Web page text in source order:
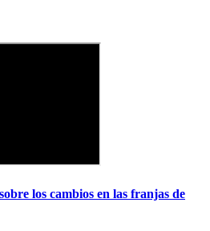
los cambios en las franjas de